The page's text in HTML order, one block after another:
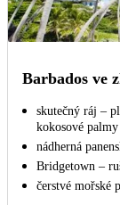
Barbados ve
skutečný ráj –
kokosové palmy
nádherná
Bridgetown –
čerstvé mořské